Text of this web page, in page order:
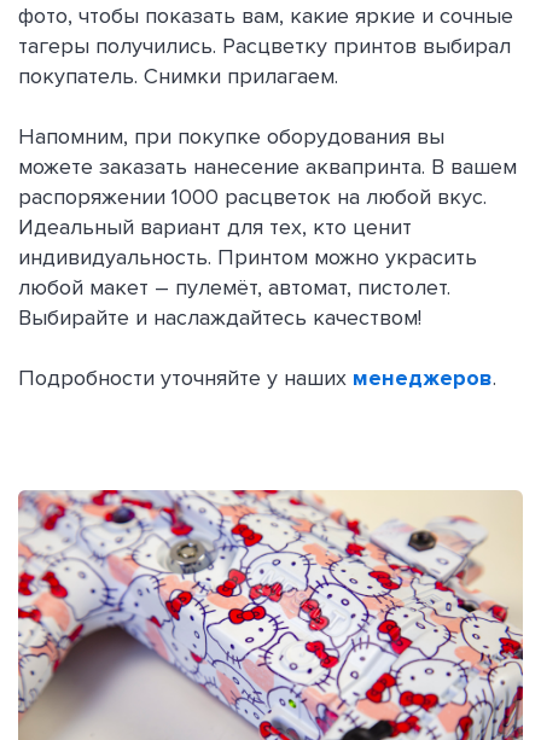
фото, чтобы показать вам, какие яркие и сочные
тагеры получились. Расцветку принтов выбирал
покупатель. Снимки прилагаем.
Напомним, при покупке оборудования вы
можете заказать нанесение аквапринта. В вашем
распоряжении 1000 расцветок на любой вкус.
Идеальный вариант для тех, кто ценит
индивидуальность. Принтом можно украсить
любой макет – пулемёт, автомат, пистолет.
Выбирайте и наслаждайтесь качеством!
Подробности уточняйте у наших менеджеров.